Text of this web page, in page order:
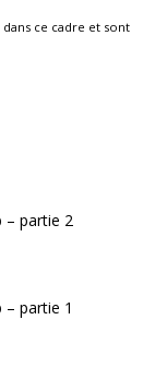
ce cadre et sont
– partie 2
– partie 1